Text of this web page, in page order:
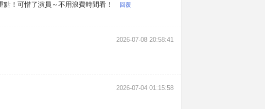
！可惜了演員～不用浪費時間看！ 回覆
2026-07-08 20:58:41
2026-07-04 01:15:58